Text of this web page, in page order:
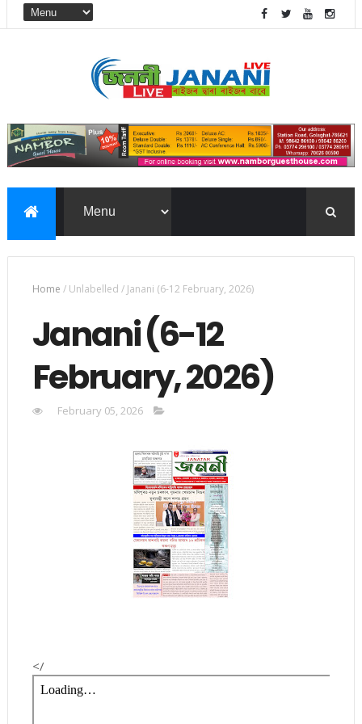
Home /Unlabelled / Janani (6-12 February, 2026)
Janani (6-12
February, 2026)
February 05, 2026
</